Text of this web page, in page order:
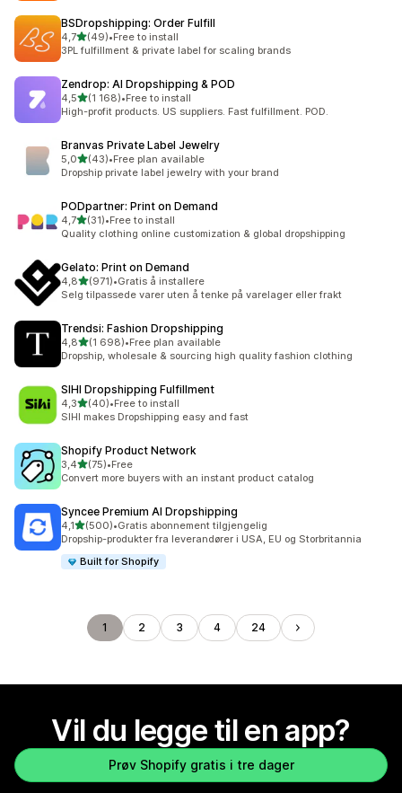
BSDropshipping: Order Fulfill
4,7av 5 stjerner
(49)
Totalt 49 omtaler
•Free to install
3PL fulfillment & private label for scaling brands
Zendrop: AI Dropshipping & POD
4,5av 5 stjerner
(1 168)
Totalt 1168 omtaler
•Free to install
High-profit products. US suppliers. Fast fulfillment. POD.
Branvas Private Label Jewelry
5,0av 5 stjerner
(43)
Totalt 43 omtaler
•Free plan available
Dropship private label jewelry with your brand
PODpartner: Print on Demand
4,7av 5 stjerner
(31)
Totalt 31 omtaler
•Free to install
Quality clothing online customization & global dropshipping
Gelato: Print on Demand
4,8av 5 stjerner
(971)
Totalt 971 omtaler
•Gratis å installere
Selg tilpassede varer uten å tenke på varelager eller frakt
Trendsi: Fashion Dropshipping
4,8av 5 stjerner
(1 698)
Totalt 1698 omtaler
•Free plan available
Dropship, wholesale & sourcing high quality fashion clothing
SIHI Dropshipping Fulfillment
4,3av 5 stjerner
(40)
Totalt 40 omtaler
•Free to install
SIHI makes Dropshipping easy and fast
Shopify Product Network
3,4av 5 stjerner
(75)
Totalt 75 omtaler
•Free
Convert more buyers with an instant product catalog
Syncee Premium AI Dropshipping
4,1av 5 stjerner
(500)
Totalt 500 omtaler
•Gratis abonnement tilgjengelig
Dropship-produkter fra leverandører i USA, EU og Storbritannia
Built for Shopify
1 2 3 4 24
Vil du legge til en app?
Prøv Shopify gratis i tre dager